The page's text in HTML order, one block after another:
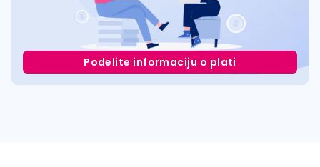
Podelite informaciju o plati